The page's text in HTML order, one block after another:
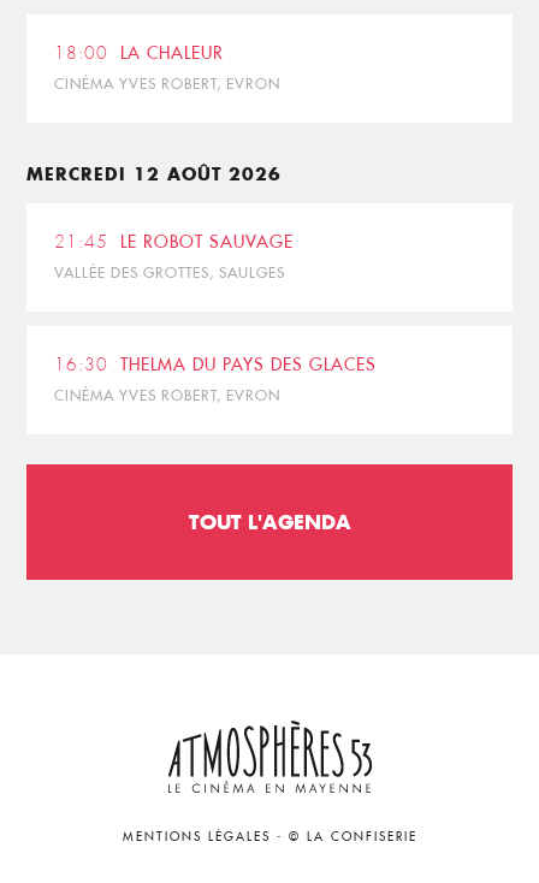
18:00 LA CHALEUR
CINÉMA YVES ROBERT, EVRON
MERCREDI 12 AOÛT 2026
21:45 LE ROBOT SAUVAGE
VALLÉE DES GROTTES, SAULGES
16:30 THELMA DU PAYS DES GLACES
CINÉMA YVES ROBERT, EVRON
TOUT L'AGENDA
MENTIONS LÉGALES - © LA CONFISERIE